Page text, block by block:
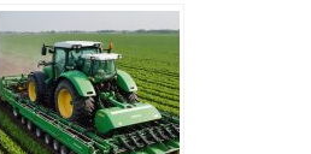
производстве
металлоизделий